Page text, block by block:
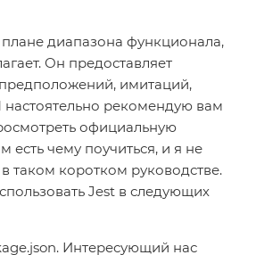
диапазона функционала,
Он предоставляет
имитаций,
рекомендую вам
официальную
есть чему поучиться, и я не
в таком коротком руководстве.
Jest в следующих
Интересующий нас